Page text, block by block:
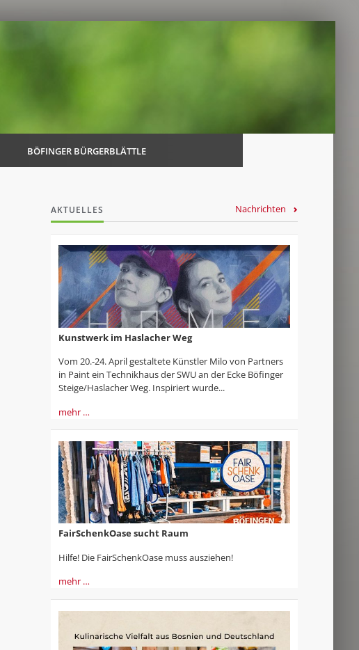
BÖFINGER BÜRGERBLÄTTLE
AKTUELLES Nachrichten
Kunstwerk im Haslacher Weg
Vom 20.-24. April gestaltete Künstler Milo von Partners
in Paint ein Technikhaus der SWU an der Ecke Böfinger
Steige/Haslacher Weg. Inspiriert wurde...
mehr …
FairSchenkOase sucht Raum
Hilfe! Die FairSchenkOase muss ausziehen!
mehr …